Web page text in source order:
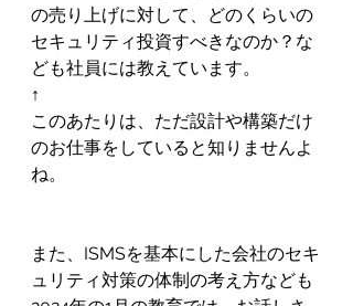
の売り上げに対して、どのくらいの
セキュリティ投資すべきなのか？な
ども社員には教えています。
↑
このあたりは、ただ設計や構築だけ
のお仕事をしていると知りませんよ
ね。
また、ISMSを基本にした会社のセキ
ュリティ対策の体制の考え方なども